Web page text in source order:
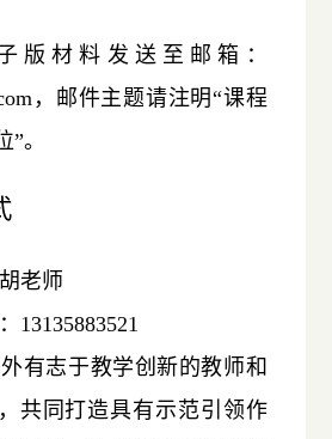
版材料发送至邮箱：
，邮件主题请注明“课程
。
老师
13135883521
有志于教学创新的教师和
共同打造具有示范引领作